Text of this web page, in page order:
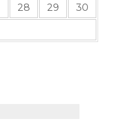
28 29
30